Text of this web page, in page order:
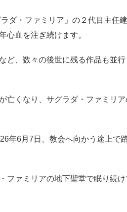
ダ・ファミリア」の２代目主任
心血を注ぎ続けます。
ど、数々の後世に残る作品も並
亡くなり、サグラダ・ファミリ
年6月7日、教会へ向かう途上で
ァミリアの地下聖堂で眠り続け